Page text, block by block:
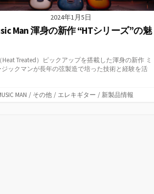
2024年1月5日
Man 渾身の新作 “HTシリーズ”の魅
Heat Treated）ピックアップを搭載した渾身の新作 ミ
ジックマンが長年の弦製造で培った技術と経験を活
MAN / その他 / エレキギター / 新製品情報